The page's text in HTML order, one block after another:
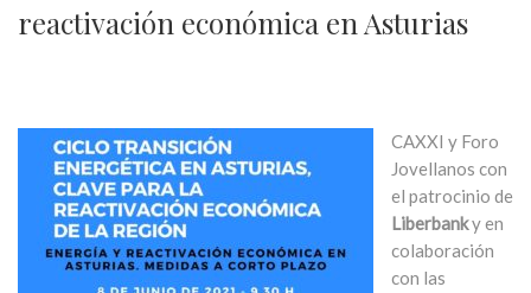
reactivación económica en Asturias
CAXXI y Foro
Jovellanos con
el patrocinio de
Liberbanky en
colaboración
con las